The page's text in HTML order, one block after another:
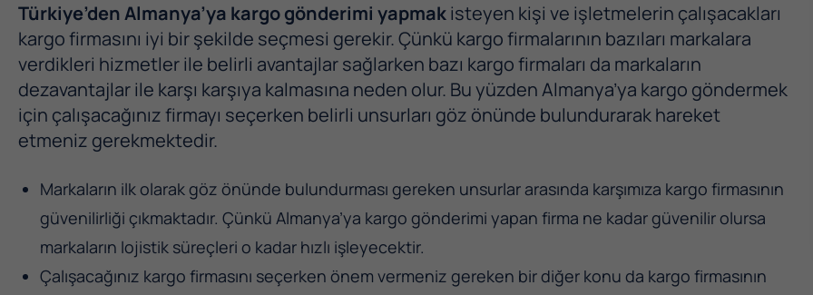
Türkiye’den Almanya’ya kargo gönderimi yapmakisteyen kişi ve işletmelerin çalışacakları
kargo firmasını iyi bir şekilde seçmesi gerekir. Çünkü kargo firmalarının bazıları markalara
verdikleri hizmetler ile belirli avantajlar sağlarken bazı kargo firmaları da markaların
dezavantajlar ile karşı karşıya kalmasına neden olur. Bu yüzden Almanya’ya kargo göndermek
için çalışacağınız firmayı seçerken belirli unsurları göz önünde bulundurarak hareket
etmeniz gerekmektedir.
Markaların ilk olarak göz önünde bulundurması gereken unsurlar arasında karşımıza kargo firmasının
güvenilirliği çıkmaktadır. Çünkü Almanya’ya kargo gönderimi yapan firma ne kadar güvenilir olursa
markaların lojistik süreçleri o kadar hızlı işleyecektir.
Çalışacağınız kargo firmasını seçerken önem vermeniz gereken bir diğer konu da kargo firmasının